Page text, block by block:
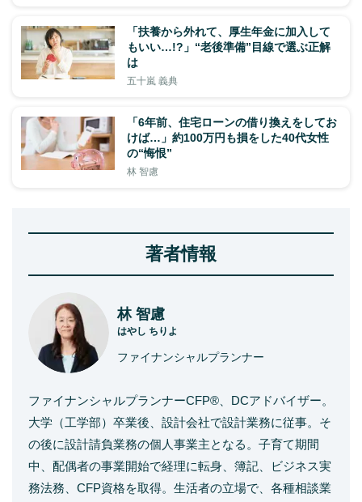
「扶養から外れて、厚生年金に加入して
もいい…!?」“老後準備”目線で選ぶ正解
は
五十嵐 義典
「6年前、住宅ローンの借り換えをしてお
けば…」約100万円も損をした40代女性
の“悔恨”
林 智慮
著者情報
林 智慮
はやし ちりよ
ファイナンシャルプランナー
ファイナンシャルプランナーCFP®、DCアドバイザー。
大学（工学部）卒業後、設計会社で設計業務に従事。そ
の後に設計請負業務の個人事業主となる。子育て期間
中、配偶者の事業開始で経理に転身、簿記、ビジネス実
務法務、CFP資格を取得。生活者の立場で、各種相談業